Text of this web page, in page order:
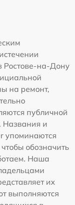
Ростове-на-Дону
на ремонт,
публичной
Названия и
упоминаются
обозначить
Наша
их
выполняются